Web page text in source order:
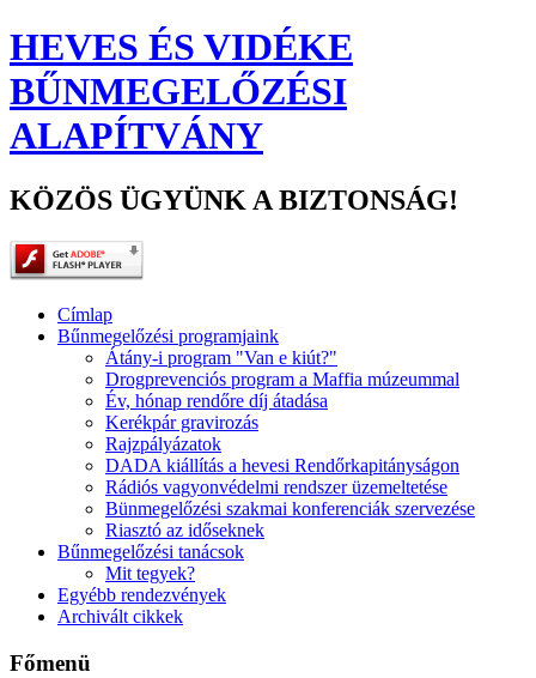
HEVES ÉS VIDÉKE
BŰNMEGELŐZÉSI
ALAPÍTVÁNY
KÖZÖS ÜGYÜNK A BIZTONSÁG!
Címlap
Bűnmegelőzési programjaink
Átány-i program "Van e kiút?"
Drogprevenciós program a Maffia múzeummal
Év, hónap rendőre díj átadása
Kerékpár gravirozás
Rajzpályázatok
DADA kiállítás a hevesi Rendőrkapitányságon
Rádiós vagyonvédelmi rendszer üzemeltetése
Bünmegelőzési szakmai konferenciák szervezése
Riasztó az időseknek
Bűnmegelőzési tanácsok
Mit tegyek?
Egyébb rendezvények
Archivált cikkek
Főmenü